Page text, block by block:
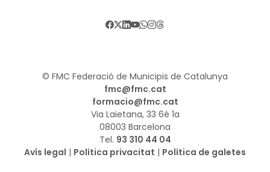
© FMC Federació de Municipis de Catalunya
fmc@fmc.cat
formacio@fmc.cat
Via Laietana, 33 6è 1a
08003 Barcelona
Tel. 93 310 44 04
Avís legal | Política privacitat | Política de galetes